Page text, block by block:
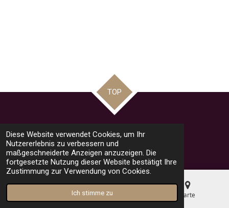
Diese Website verwendet Cookies, um Ihr
Nutzererlebnis zu verbessern und
maßgeschneiderte Anzeigen anzuzeigen. Die
fortgesetzte Nutzung dieser Website bestätigt Ihre
Zustimmung zur Verwendung von Cookies.
Ich stimme zu
TOP
© 2023 - 2026 road racing news by Mario
Mit Unterstützung von Webador
Telefon Karte